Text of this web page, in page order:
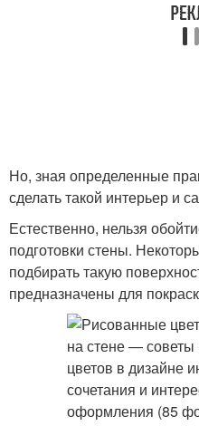
Но, зная определенные
сделать такой интерьер и
Естественно, нельзя
подготовки стены.
подбирать такую
предназначены для